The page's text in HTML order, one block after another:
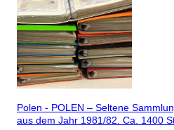
Polen - POLEN – Seltene Sammlung zensierter Umschläge
aus dem Jahr 1981/82. Ca. 1400